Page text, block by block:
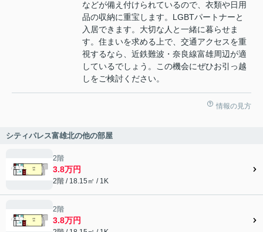
などが備え付けられているので、衣類や日用
品の収納に重宝します。LGBTパートナーと
入居できます。大切な人と一緒に暮らせま
す。住まいを求める上で、交通アクセスを重
視するなら、近鉄難波・奈良線富雄周辺が適
しているでしょう。この機会にぜひお引っ越
しをご検討ください。
情報の見方
シティパレス富雄北の他の部屋
2階
3.8万円
2階 / 18.15㎡ / 1K
2階
3.8万円